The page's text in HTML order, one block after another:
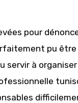
pour
pu être
servir à